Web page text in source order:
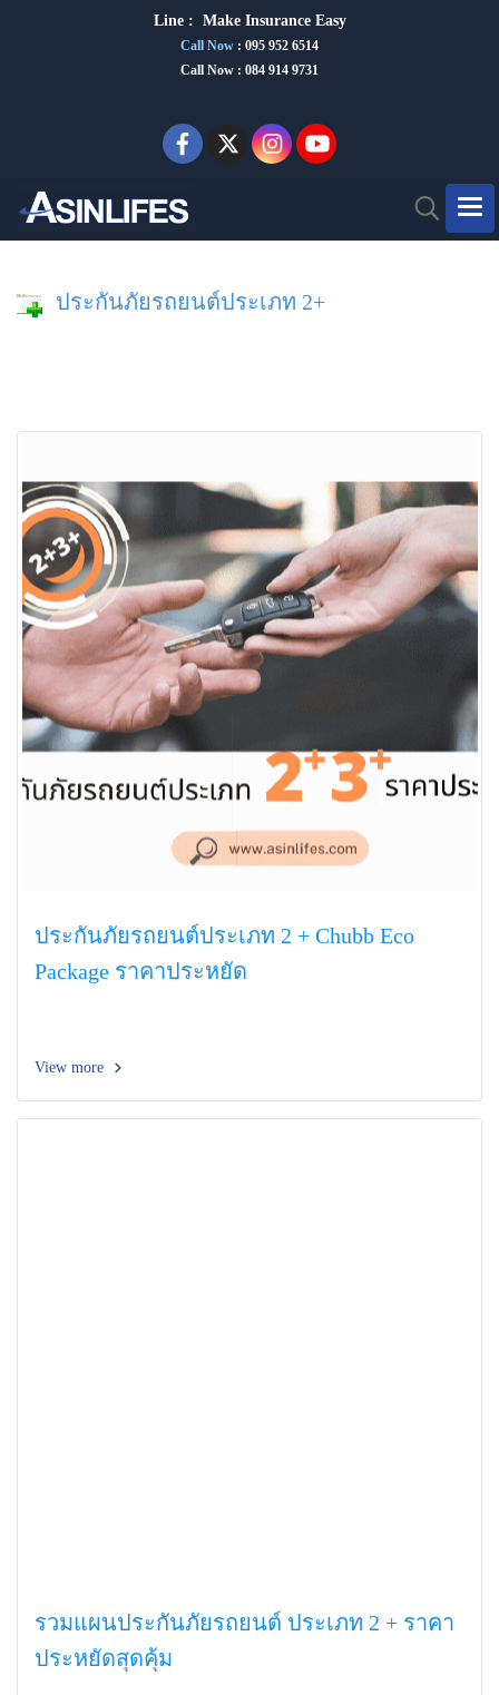
Line : Make Insurance Easy
Call Now : 095 952 6514
Call Now : 084 914 9731
ประกันภัยรถยนต์ประเภท 2+
ประกันภัยรถยนต์ประเภท 2 + Chubb Eco
Package ราคาประหยัด
View more
รวมแผนประกันภัยรถยนต์ ประเภท 2 + ราคา
ประหยัดสุดคุ้ม